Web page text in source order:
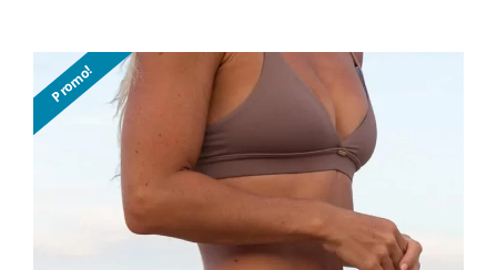
prix :
19.95$
à
49.00$
Promo!